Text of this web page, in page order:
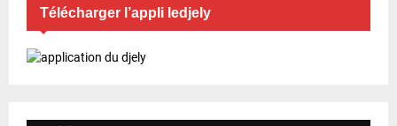
Télécharger l’appli ledjely